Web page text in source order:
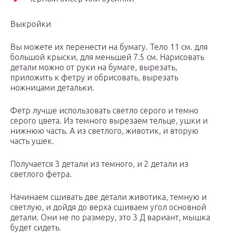
Выкройки
Вы можете их перенести на бумагу. Тело 11 см. для
большой крыски, для меньшей 7.5 см. Нарисовать
детали можно от руки на бумаге, вырезать,
приложить к фетру и обрисовать, вырезать
ножницами детальки.
Фетр лучше использовать светло серого и темно
серого цвета. Из темного вырезаем тельце, ушки и
нижнюю часть. А из светлого, животик, и вторую
часть ушек.
Получается 3 детали из темного, и 2 детали из
светлого фетра.
Начинаем сшивать две детали животика, темную и
светлую, и дойдя до верха сшиваем угол основной
детали. Они не по размеру, это 3 Д вариант, мышка
будет сидеть.